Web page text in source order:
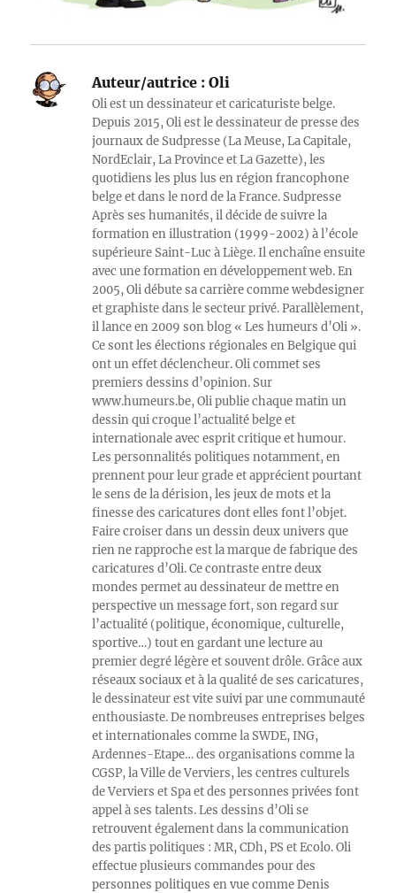
Auteur/autrice : Oli
Oli est un dessinateur et caricaturiste belge.
Depuis 2015, Oli est le dessinateur de presse des
journaux de Sudpresse (La Meuse, La Capitale,
NordEclair, La Province et La Gazette), les
quotidiens les plus lus en région francophone
belge et dans le nord de la France. Sudpresse
Après ses humanités, il décide de suivre la
formation en illustration (1999-2002) à l’école
supérieure Saint-Luc à Liège. Il enchaîne ensuite
avec une formation en développement web. En
2005, Oli débute sa carrière comme webdesigner
et graphiste dans le secteur privé. Parallèlement,
il lance en 2009 son blog « Les humeurs d’Oli ».
Ce sont les élections régionales en Belgique qui
ont un effet déclencheur. Oli commet ses
premiers dessins d’opinion. Sur
www.humeurs.be, Oli publie chaque matin un
dessin qui croque l’actualité belge et
internationale avec esprit critique et humour.
Les personnalités politiques notamment, en
prennent pour leur grade et apprécient pourtant
le sens de la dérision, les jeux de mots et la
finesse des caricatures dont elles font l’objet.
Faire croiser dans un dessin deux univers que
rien ne rapproche est la marque de fabrique des
caricatures d’Oli. Ce contraste entre deux
mondes permet au dessinateur de mettre en
perspective un message fort, son regard sur
l’actualité (politique, économique, culturelle,
sportive…) tout en gardant une lecture au
premier degré légère et souvent drôle. Grâce aux
réseaux sociaux et à la qualité de ses caricatures,
le dessinateur est vite suivi par une communauté
enthousiaste. De nombreuses entreprises belges
et internationales comme la SWDE, ING,
Ardennes-Etape… des organisations comme la
CGSP, la Ville de Verviers, les centres culturels
de Verviers et Spa et des personnes privées font
appel à ses talents. Les dessins d’Oli se
retrouvent également dans la communication
des partis politiques : MR, CDh, PS et Ecolo. Oli
effectue plusieurs commandes pour des
personnes politiques en vue comme Denis